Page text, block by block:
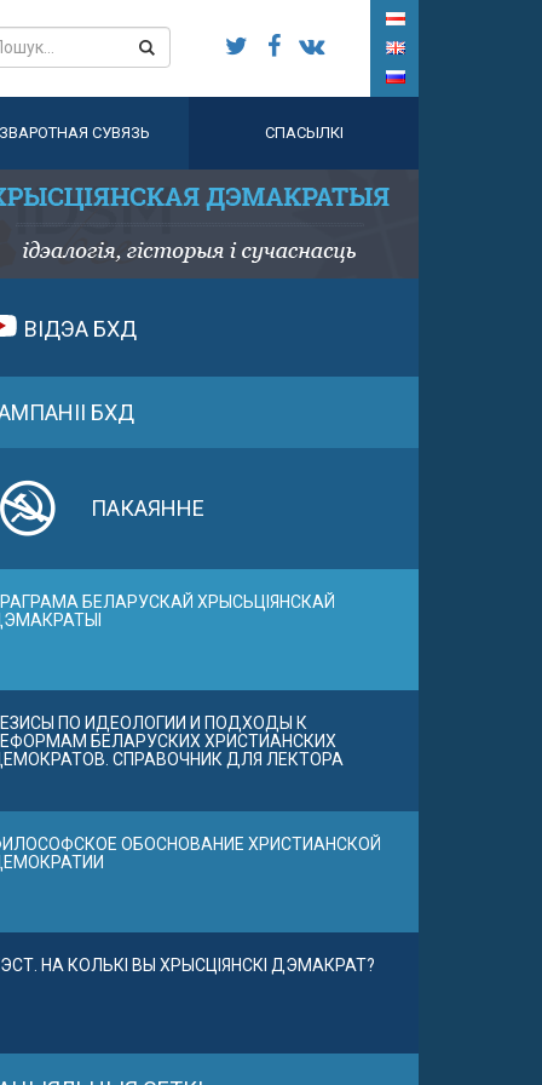
ЗВАРОТНАЯ СУВЯЗЬ СПАСЫЛКІ
ВІДЭА БХД
БХД
ПАКАЯННЕ
БЕЛАРУСКАЙ ХРЫСЬЦІЯНСКАЙ
ПО ИДЕОЛОГИИ И ПОДХОДЫ К
БЕЛАРУСКИХ ХРИСТИАНСКИХ
СПРАВОЧНИК ДЛЯ ЛЕКТОРА
ОБОСНОВАНИЕ ХРИСТИАНСКОЙ
НА КОЛЬКІ ВЫ ХРЫСЦІЯНСКІ ДЭМАКРАТ?